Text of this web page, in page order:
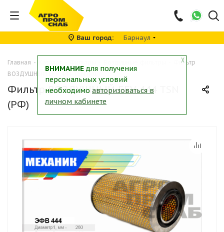
Ваш город Барнаул
Главная -
Фильтр
ВОЗДУШНЫЙ EFV 444 TSN (РФ)
Фильтр ВОЗДУШНЫЙ EFV 444 TSN
(РФ)
╳
ВНИМАНИЕ для получения
персональных условий
необходимо авторизоваться в
личном кабинете